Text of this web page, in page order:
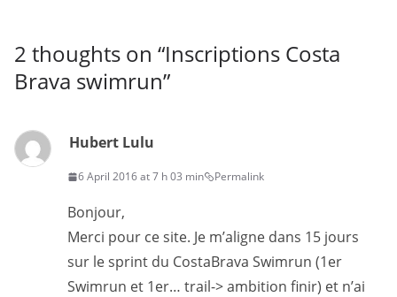
2 thoughts on “Inscriptions Costa
Brava swimrun”
Hubert Lulu
6 April 2016 at 7 h 03 min Permalink
Bonjour,
Merci pour ce site. Je m’aligne dans 15 jours
sur le sprint du CostaBrava Swimrun (1er
Swimrun et 1er… trail-> ambition finir) et n’ai